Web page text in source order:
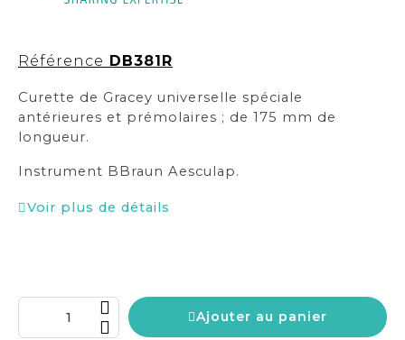
Référence DB381R
Curette de Gracey universelle spéciale
antérieures et prémolaires ; de 175 mm de
longueur.
Instrument BBraun Aesculap.
Voir plus de détails
Ajouter au panier